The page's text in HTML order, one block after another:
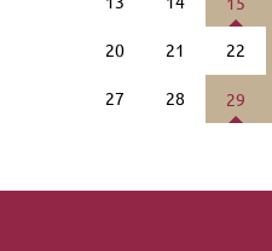
20 21 22
27 28 29